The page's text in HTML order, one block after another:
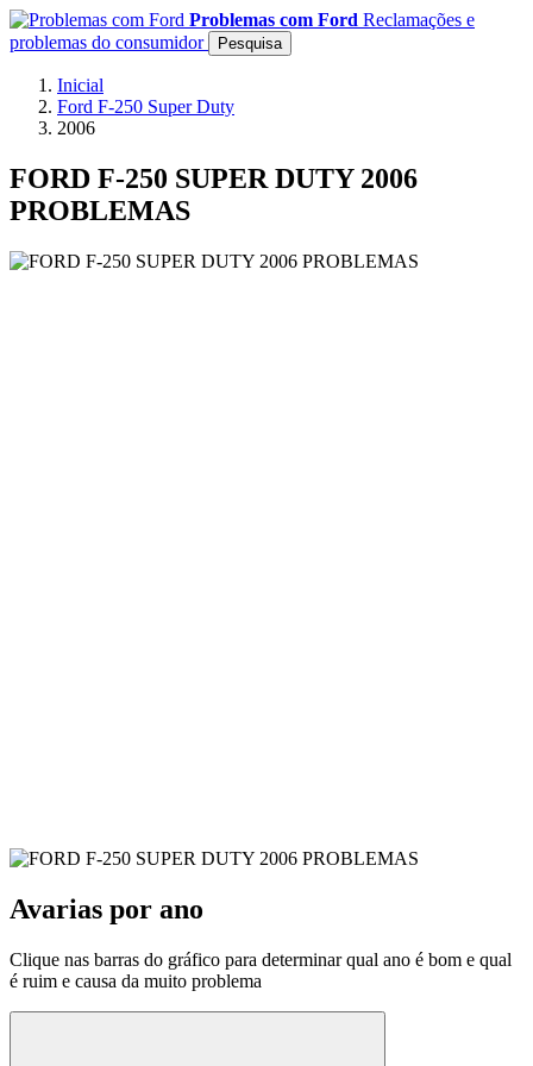
Problemas com Ford Reclamações e
problemas do consumidor
Pesquisa
Inicial
Ford F-250 Super Duty
2006
FORD F-250 SUPER DUTY 2006
PROBLEMAS
Avarias por ano
Clique nas barras do gráfico para determinar qual ano é bom e qual
é ruim e causa da muito problema